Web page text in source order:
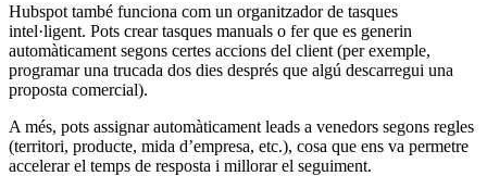
Hubspot també funciona com un organitzador de tasques
intel·ligent. Pots crear tasques manuals o fer que es generin
automàticament segons certes accions del client (per exemple,
programar una trucada dos dies després que algú descarregui una
proposta comercial).
A més, pots assignar automàticament leads a venedors segons regles
(territori, producte, mida d’empresa, etc.), cosa que ens va permetre
accelerar el temps de resposta i millorar el seguiment.